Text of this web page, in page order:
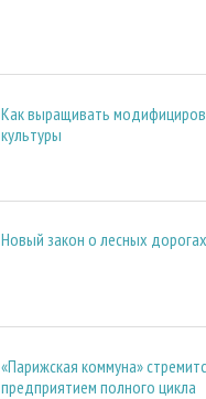
Как выращивать
культуры
Новый закон о лесных
«Парижская коммуна»
предприятием полного цикла